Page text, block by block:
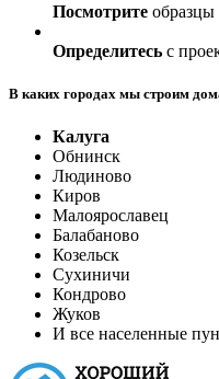
Посмотрите образцы
Определитесь с
В каких городах мы строим
Калуга
Обнинск
Людиново
Киров
Малоярославец
Балабаново
Козельск
Сухиничи
Кондрово
Жуков
И все населенные